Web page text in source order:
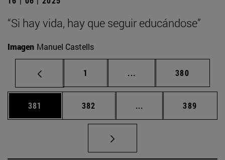
“Si hay vida, hay que seguir educándose”
Imagen Manuel Castells
Página
1 ... Páginas intermedias
Página
380
Página
381 Página
382 ... Páginas intermedias
Página
389